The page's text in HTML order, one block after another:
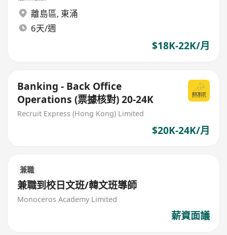
離島區, 東涌
6天/週
$18K-22K/月
Banking - Back Office
Operations (票據核對) 20-24K
Recruit Express (Hong Kong) Limited
$20K-24K/月
兼職
兼職到校日文班/韓文班導師
Monoceros Academy Limited
薪資面議